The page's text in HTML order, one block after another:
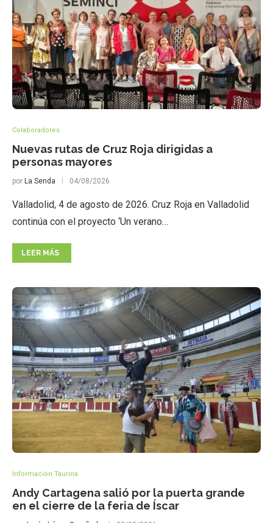
Colaboradores
Nuevas rutas de Cruz Roja dirigidas a
personas mayores
por La Senda 04/08/2026
Valladolid, 4 de agosto de 2026. Cruz Roja en Valladolid
continúa con el proyecto ‘Un verano…
LEER MÁS
Información Taurina
Andy Cartagena salió por la puerta grande
en el cierre de la feria de Íscar